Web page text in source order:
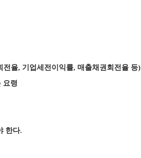
율, 기업세전이익률, 매출채권회전율 등)
령
한다.